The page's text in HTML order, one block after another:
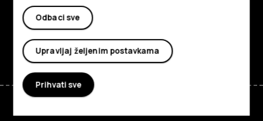
Podrška
FacebookInstagram
TiktokYoutubeLinkedinDiscord
Odbaci sve
Upravljaj željenim postavkama
Prihvati sve